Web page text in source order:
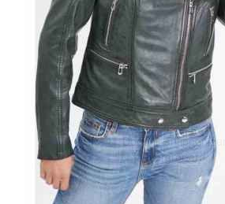
Doppelt antippen zum
vergrößern